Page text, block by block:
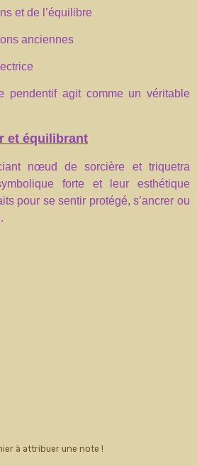
et de l’équilibre
anciennes
pendentif agit comme un véritable
et équilibrant
nœud de sorcière et triquetra
forte et leur esthétique
pour se sentir protégé, s’ancrer ou
à attribuer une note !